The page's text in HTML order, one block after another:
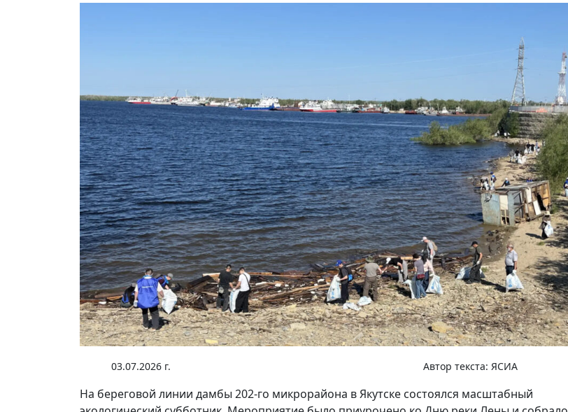
03.07.2026 г. Автор текста: ЯСИА
На береговой линии дамбы 202-го микрорайона в Якутске состоялся масштабный